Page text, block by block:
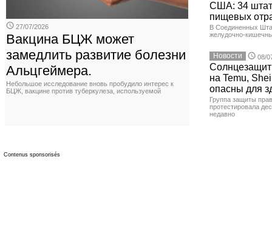
27/07/2026
Вакцина БЦЖ может
замедлить развитие болезни
Альцгеймера.
Небольшое исследование вновь пробудило интерес к
БЦЖ, вакцине против туберкулеза, используемой
США: 34
пищевых
В Соединенных
желудочно-
Новости 08/
на Temu,
опасны для
Группа защиты
протестировала
недавно
Contenus sponsorisés